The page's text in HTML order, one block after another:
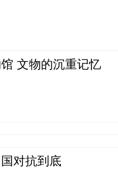
文物的沉重记忆
对抗到底